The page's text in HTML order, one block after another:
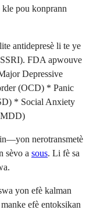
kle pou konprann
antidepresè li te ye
FDA apwouve
Depressive
(OCD) * Panic
* Social Anxiety
nerotransmetè
sèvo a sous. Li fè sa
yon efè kalman
efè entoksikan